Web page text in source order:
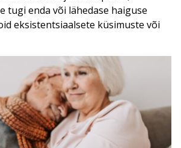
tugi enda või lähedase haiguse
eksistentsiaalsete küsimuste või